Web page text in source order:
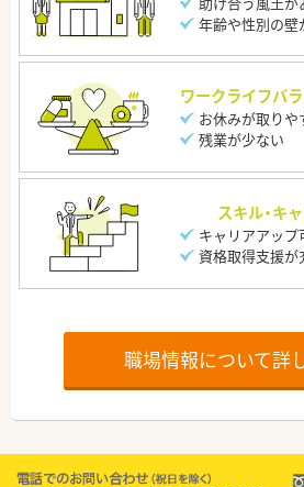
年齢や性別の壁
ワークライフバ
お休みが取りや
残業が少ない
スキル・キ
キャリアアップ
資格取得支援が
職場情報について詳